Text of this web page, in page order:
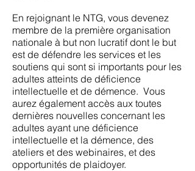
En rejoignant le NTG, vous devenez
membre de la première organisation
nationale à but non lucratif dont le but
est de défendre les services et les
soutiens qui sont si importants pour les
adultes atteints de déficience
intellectuelle et de démence. Vous
aurez également accès aux toutes
dernières nouvelles concernant les
adultes ayant une déficience
intellectuelle et la démence, des
ateliers et des webinaires, et des
opportunités de plaidoyer.